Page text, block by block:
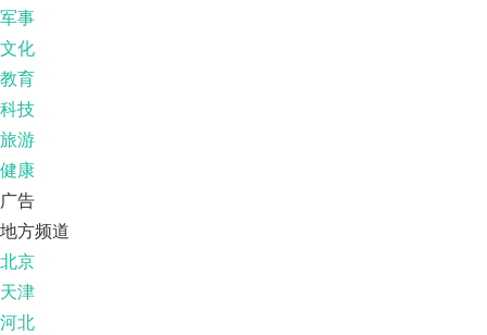
军事
文化
教育
科技
旅游
健康
广告
地方频道
北京
天津
河北